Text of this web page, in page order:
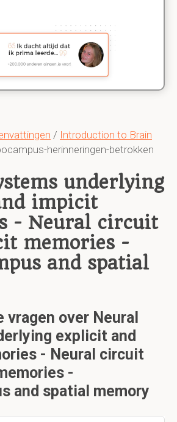
/ Introduction to Brain
herinneringen-betrokken
underlying
impicit
- Neural circuit
memories -
and spatial
vragen over Neural
explicit and
- Neural circuit
-
and spatial memory